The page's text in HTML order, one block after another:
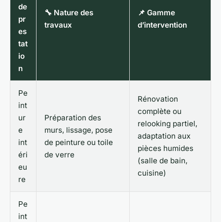
de
pr
es
tat
io
n
🔧 Nature des
travaux
📌 Gamme
d’intervention
Pe
int
ur
e
int
éri
eu
re
Préparation des
murs, lissage, pose
de peinture ou toile
de verre
Rénovation
complète ou
relooking partiel,
adaptation aux
pièces humides
(salle de bain,
cuisine)
Pe
int